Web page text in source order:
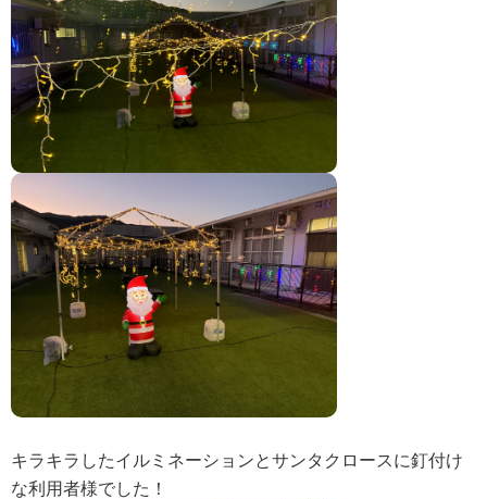
情報公開（令和３年度現況報告書・令和２年度計算書類
等）
情報公開（令和５年度現況報告書・令和４年度計算書類
等）
情報公開（令和６年度現況報告書・令和５年度計算書類
情報公開（令和７年度現況報告書・令和６年度計算書類
等）
情報公開（令和８年度現況報告書・令和７年度計算書類
等）
苦情窓口
苦情窓口
苦情公表
キラキラしたイルミネーションとサンタクロースに釘付け
な利用者様でした！